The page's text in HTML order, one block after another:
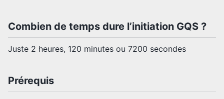
Combien de temps dure l’initiation GQS ?
Juste 2 heures, 120 minutes ou 7200 secondes
Prérequis